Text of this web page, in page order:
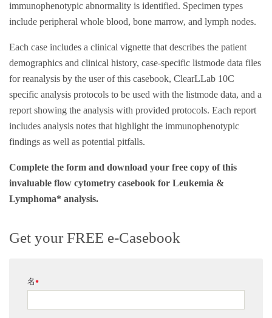
immunophenotypic abnormality is identified. Specimen types
include peripheral whole blood, bone marrow, and lymph nodes.
Each case includes a clinical vignette that describes the patient
demographics and clinical history, case-specific listmode data files
for reanalysis by the user of this casebook, ClearLLab 10C
specific analysis protocols to be used with the listmode data, and a
report showing the analysis with provided protocols. Each report
includes analysis notes that highlight the immunophenotypic
findings as well as potential pitfalls.
Complete the form and download your free copy of this
invaluable flow cytometry casebook for Leukemia &
Lymphoma* analysis.
Get your FREE e-Casebook
*
名